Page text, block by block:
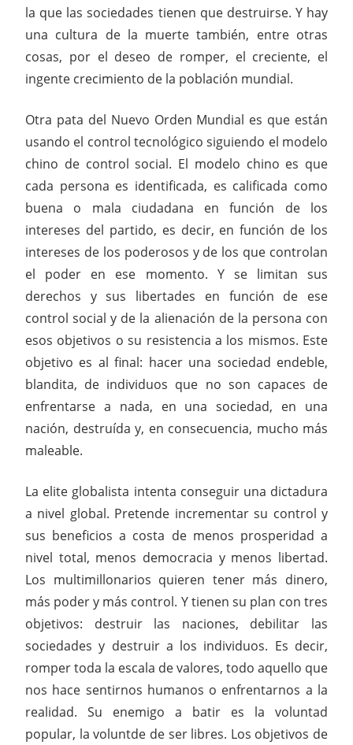
la que las sociedades tienen que destruirse. Y hay
una cultura de la muerte también, entre otras
cosas, por el deseo de romper, el creciente, el
ingente crecimiento de la población mundial.
Otra pata del Nuevo Orden Mundial es que están
usando el control tecnológico siguiendo el modelo
chino de control social. El modelo chino es que
cada persona es identificada, es calificada como
buena o mala ciudadana en función de los
intereses del partido, es decir, en función de los
intereses de los poderosos y de los que controlan
el poder en ese momento. Y se limitan sus
derechos y sus libertades en función de ese
control social y de la alienación de la persona con
esos objetivos o su resistencia a los mismos. Este
objetivo es al final: hacer una sociedad endeble,
blandita, de individuos que no son capaces de
enfrentarse a nada, en una sociedad, en una
nación, destruída y, en consecuencia, mucho más
maleable.
La elite globalista intenta conseguir una dictadura
a nivel global. Pretende incrementar su control y
sus beneficios a costa de menos prosperidad a
nivel total, menos democracia y menos libertad.
Los multimillonarios quieren tener más dinero,
más poder y más control. Y tienen su plan con tres
objetivos: destruir las naciones, debilitar las
sociedades y destruir a los individuos. Es decir,
romper toda la escala de valores, todo aquello que
nos hace sentirnos humanos o enfrentarnos a la
realidad. Su enemigo a batir es la voluntad
popular, la voluntde de ser libres. Los objetivos de